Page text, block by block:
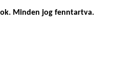
Minden jog fenntartva.